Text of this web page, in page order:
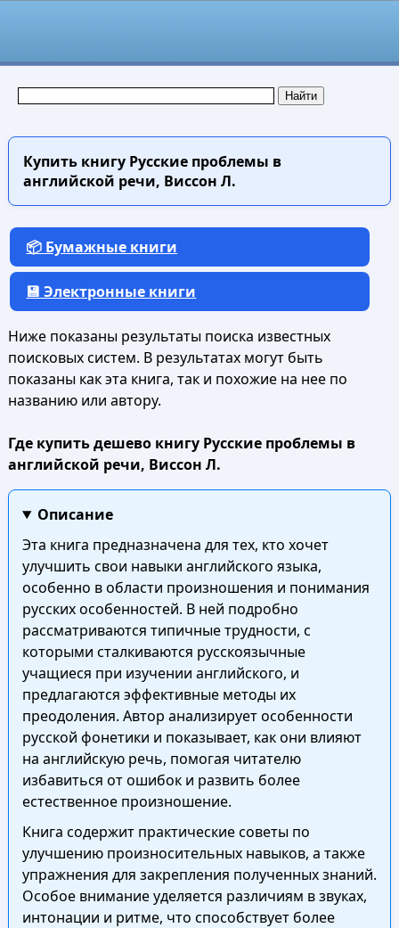
Купить книгуРусские проблемы в
английской речи, Виссон Л.
📦 Бумажные книги
💾 Электронные книги
Ниже показаны результаты поиска известных
поисковых систем. В результатах могут быть
показаны как эта книга, так и похожие на нее по
названию или автору.
Где купить дешево книгу Русские проблемы в
английской речи, Виссон Л.
Описание
Эта книга предназначена для тех, кто хочет
улучшить свои навыки английского языка,
особенно в области произношения и понимания
русских особенностей. В ней подробно
рассматриваются типичные трудности, с
которыми сталкиваются русскоязычные
учащиеся при изучении английского, и
предлагаются эффективные методы их
преодоления. Автор анализирует особенности
русской фонетики и показывает, как они влияют
на английскую речь, помогая читателю
избавиться от ошибок и развить более
естественное произношение.
Книга содержит практические советы по
улучшению произносительных навыков, а также
упражнения для закрепления полученных знаний.
Особое внимание уделяется различиям в звуках,
интонации и ритме, что способствует более